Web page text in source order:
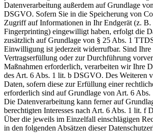
Datenverarbeitung außerdem auf Grundlage
DSGVO. Sofern Sie in die Speicherung von
Zugriff auf Informationen in Ihr Endgerät (z.
Fingerprinting) eingewilligt haben, erfolgt die
zusätzlich auf Grundlage von § 25 Abs. 1
Einwilligung ist jederzeit widerrufbar. Sind Ihre
Vertragserfüllung oder zur Durchführung
Maßnahmen erforderlich, verarbeiten wir Ihre
des Art. 6 Abs. 1 lit. b DSGVO. Des Weiteren
Daten, sofern diese zur Erfüllung einer
erforderlich sind auf Grundlage von Art. 6
Die Datenverarbeitung kann ferner auf
berechtigten Interesses nach Art. 6 Abs. 1 lit. f
Über die jeweils im Einzelfall einschlägigen
in den folgenden Absätzen dieser